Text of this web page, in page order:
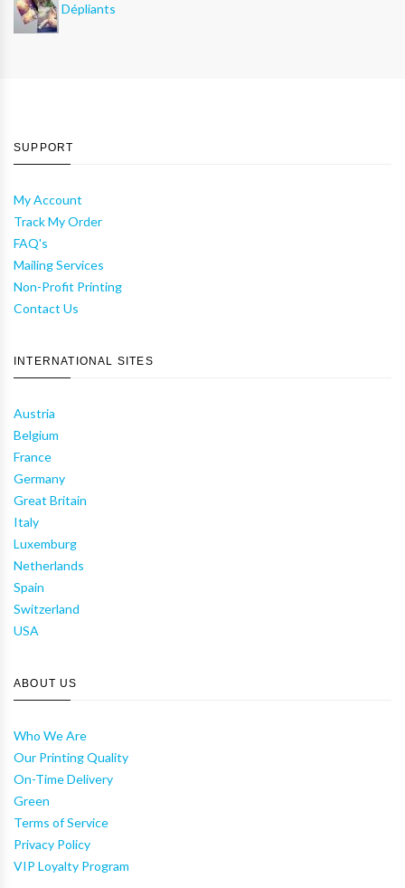
Dépliants
SUPPORT
My Account
Track My Order
FAQ's
Mailing Services
Non-Profit Printing
Contact Us
INTERNATIONAL SITES
Austria
Belgium
France
Germany
Great Britain
Italy
Luxemburg
Netherlands
Spain
Switzerland
USA
ABOUT US
Who We Are
Our Printing Quality
On-Time Delivery
Green
Terms of Service
Privacy Policy
VIP Loyalty Program